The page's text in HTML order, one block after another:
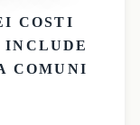
COSTI
INCLUDE
COMUNI